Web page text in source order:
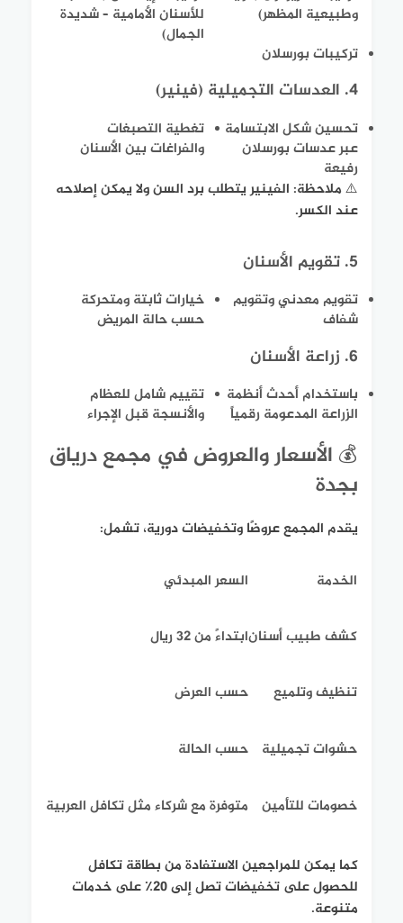
وطبيعية المظهر)
للأسنان الأمامية – شديدة
الجمال)
تركيبات بورسلان
4. العدسات التجميلية (فينير)
تحسين شكل الابتسامة
عبر عدسات بورسلان
رفيعة
تغطية التصبغات
والفراغات بين الأسنان
⚠️ ملاحظة: الفينير يتطلب برد السن ولا يمكن إصلاحه
عند الكسر.
5. تقويم الأسنان
تقويم معدني وتقويم
شفاف
خيارات ثابتة ومتحركة
حسب حالة المريض
6. زراعة الأسنان
باستخدام أحدث أنظمة
الزراعة المدعومة رقمياً
تقييم شامل للعظام
والأنسجة قبل الإجراء
💰 الأسعار والعروض في مجمع درياق
بجدة
يقدم المجمع عروضًا وتخفيضات دورية، تشمل:
الخدمة السعر المبدئي
كشف طبيب أسنانابتداءً من 32 ريال
تنظيف وتلميع حسب العرض
حشوات تجميلية حسب الحالة
خصومات للتأمين متوفرة مع شركاء مثل تكافل العربية
كما يمكن للمراجعين الاستفادة من بطاقة تكافل
للحصول على تخفيضات تصل إلى 20٪ على خدمات
متنوعة.